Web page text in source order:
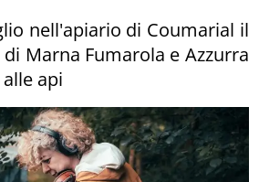
nell'apiario di Coumarial il
Marna Fumarola e Azzurra
api